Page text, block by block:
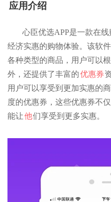
应用介绍
心臣优选APP是一款在
经济实惠的购物体验。该软
各种类型的商品，用户可以
外，还提供了丰富的优惠券
用户可以享受到更加实惠的
度的优惠券，这些优惠券不
能让他们享受到更多实惠。